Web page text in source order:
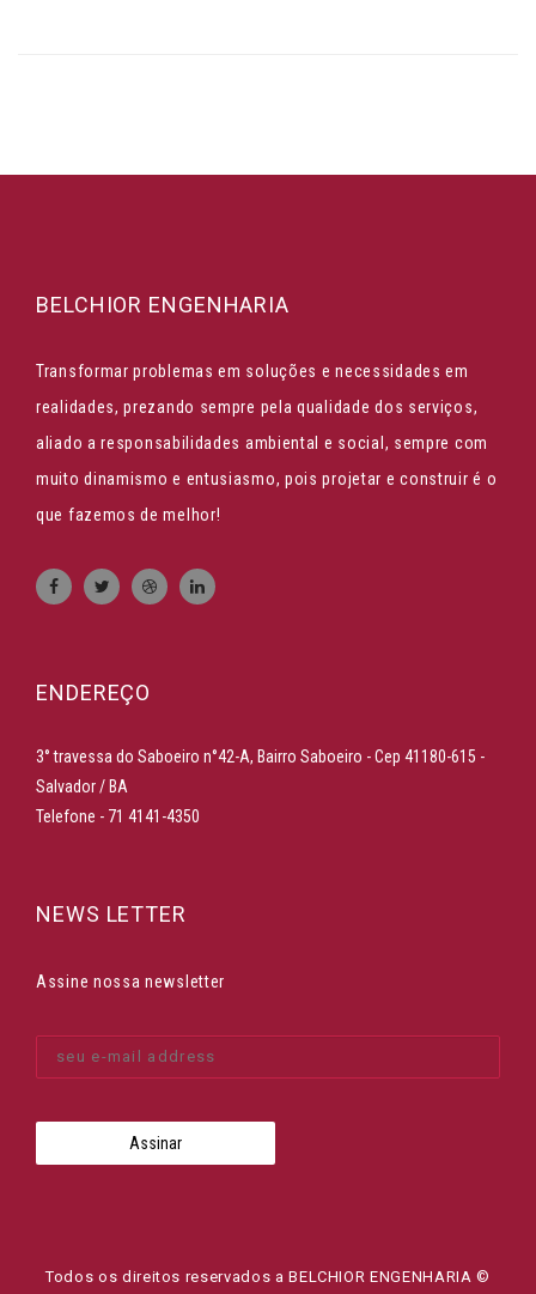
BELCHIOR ENGENHARIA
Transformar problemas em soluções e necessidades em
realidades, prezando sempre pela qualidade dos serviços,
aliado a responsabilidades ambiental e social, sempre com
muito dinamismo e entusiasmo, pois projetar e construir é o
que fazemos de melhor!
ENDEREÇO
3° travessa do Saboeiro n°42-A, Bairro Saboeiro - Cep 41180-615 -
Salvador / BA
Telefone - 71 4141-4350
NEWS LETTER
Assine nossa newsletter
Todos os direitos reservados a BELCHIOR ENGENHARIA ©